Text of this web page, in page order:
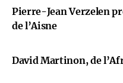
Pierre-Jean Verzelen
de l’Aisne
David Martinon, de